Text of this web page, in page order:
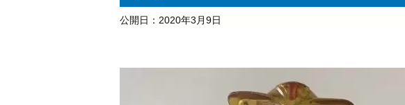
公開日： 2020年3月9日